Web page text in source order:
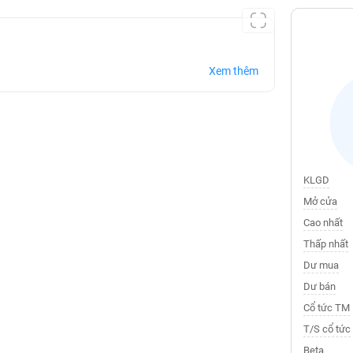
Xem thêm
KLGD
Mở cửa
Cao nhất
Thấp nhất
Dư mua
Dư bán
Cổ tức TM
T/S cổ tức
Beta